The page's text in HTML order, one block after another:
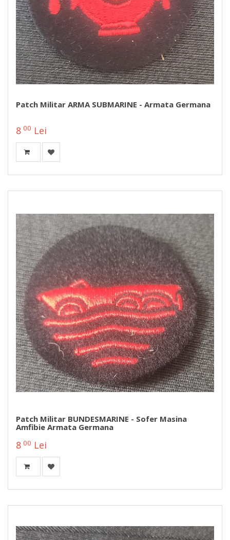
Patch Militar ARMA SUBMARINE - Armata Germana
8 00 Lei
Patch Militar BUNDESMARINE - Sofer Masina
Amfibie Armata Germana
8 00 Lei